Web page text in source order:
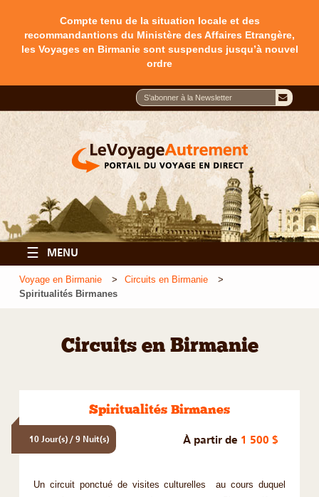
Compte tenu de la situation locale et des
recommandantions du Ministère des Affaires Etrangère,
les Voyages en Birmanie sont suspendus jusqu’à nouvel
ordre
☰ MENU
Voyage en Birmanie
Circuits en Birmanie
Spiritualités Birmanes
Circuits en Birmanie
Spiritualités Birmanes
10 Jour(s) / 9 Nuit(s) À partir de 1 500 $
Un circuit ponctué de visites culturelles au cours duquel